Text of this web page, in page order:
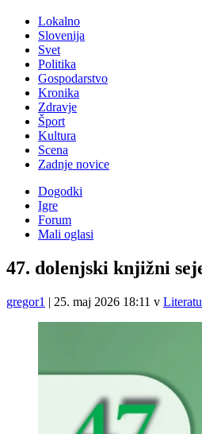
Lokalno
Slovenija
Svet
Politika
Gospodarstvo
Kronika
Zdravje
Šport
Kultura
Scena
Zadnje novice
Dogodki
Igre
Forum
Mali oglasi
47. dolenjski knjižni
gregor1 | 25. maj 2026 18:11 v